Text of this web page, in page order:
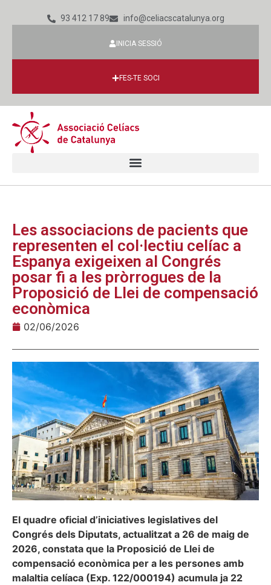
93 412 17 89 info@celiacscatalunya.org
INICIA SESSIÓ
FES-TE SOCI
Les associacions de pacients que
representen el col·lectiu celíac a
Espanya exigeixen al Congrés
posar fi a les pròrrogues de la
Proposició de Llei de compensació
econòmica
02/06/2026
El quadre oficial d’iniciatives legislatives del
Congrés dels Diputats, actualitzat a 26 de maig de
2026, constata que la Proposició de Llei de
compensació econòmica per a les persones amb
malaltia celíaca (Exp. 122/000194) acumula ja 22